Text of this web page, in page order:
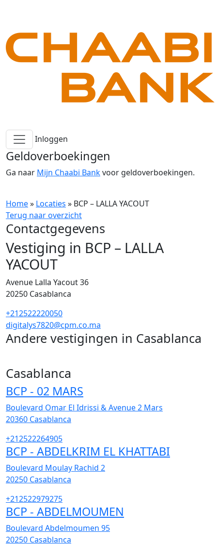
Inloggen
Geldoverboekingen
Ga naar Mijn Chaabi Bankvoor geldoverboekingen.
Home» Locaties » BCP – LALLA YACOUT
Terug naar overzicht
Contactgegevens
Vestiging in BCP – LALLA
YACOUT
Avenue Lalla Yacout 36
20250 Casablanca
+212522220050
digitalys7820@cpm.co.ma
Andere vestigingen in Casablanca
Casablanca
BCP - 02 MARS
Boulevard Omar El Idrissi & Avenue 2 Mars
20360 Casablanca
+212522264905
BCP - ABDELKRIM EL KHATTABI
Boulevard Moulay Rachid 2
20250 Casablanca
+212522979275
BCP - ABDELMOUMEN
Boulevard Abdelmoumen 95
20250 Casablanca